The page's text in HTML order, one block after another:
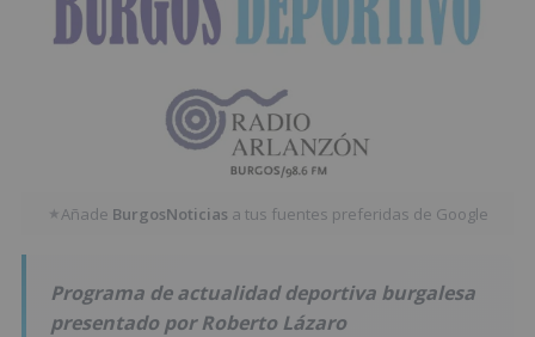
★Añade BurgosNoticias a tus fuentes preferidas de Google
Programa de actualidad deportiva burgalesa
presentado por Roberto Lázaro